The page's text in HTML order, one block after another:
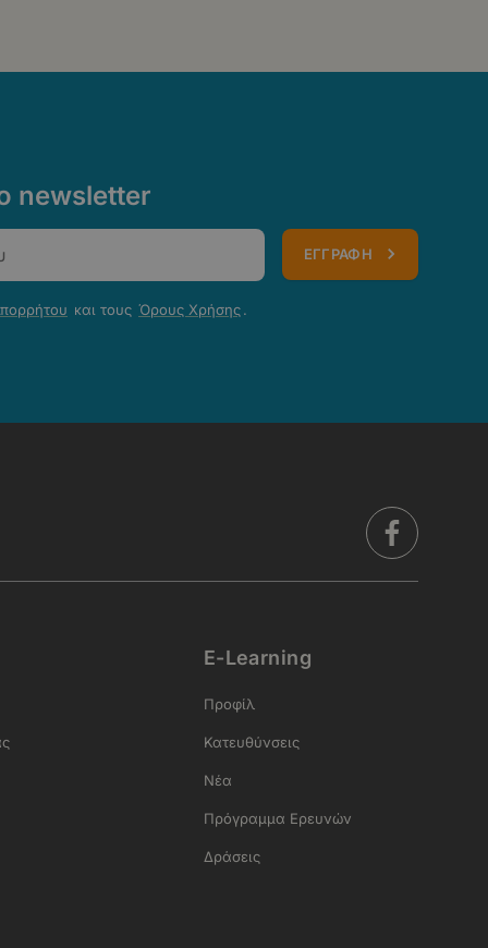
newsletter
ΕΓΓΡΑΦΗ
και τους Όρους Χρήσης.
E-Learning
Προφίλ
Κατευθύνσεις
Νέα
Πρόγραμμα Ερευνών
Δράσεις